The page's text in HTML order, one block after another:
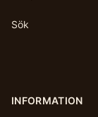
Sök
INFORMATION